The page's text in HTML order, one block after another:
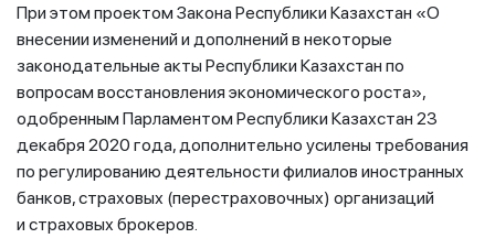
При этом проектом Закона Республики Казахстан «О
внесении изменений и дополнений в некоторые
законодательные акты Республики Казахстан по
вопросам восстановления экономического роста»,
одобренным Парламентом Республики Казахстан 23
декабря 2020 года, дополнительно усилены требования
по регулированию деятельности филиалов иностранных
банков, страховых (перестраховочных) организаций
и страховых брокеров.